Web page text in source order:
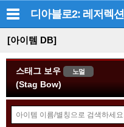
디아블로2: 레저렉션
[아이템 DB]
스태그 보우 노멀
(Stag Bow)
아
이